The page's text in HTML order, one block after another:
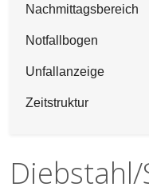
Nachmittagsbereich
Notfallbogen
Unfallanzeige
Zeitstruktur